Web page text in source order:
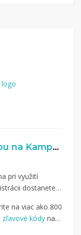
3% naspäť z hodnoty núkupu na Kampotskekorenie.sk
pri využití
dostanete
na viac ako 800
zľavové kódy na